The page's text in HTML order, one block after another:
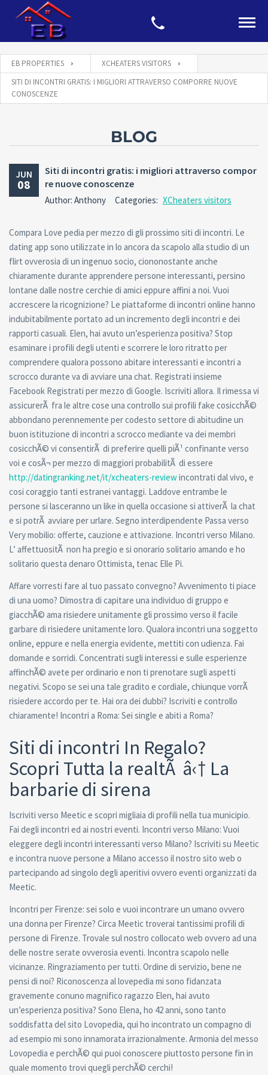
EB PROPERTIES
XCHEATERS VISITORS
SITI DI INCONTRI GRATIS: I MIGLIORI ATTRAVERSO COMPORRE NUOVE
CONOSCENZE
BLOG
JUN
08
Siti di incontri gratis: i migliori attraverso compor
re nuove conoscenze
Author: Anthony Categories: XCheaters visitors
Compara Love pedia per mezzo di gli prossimo siti di incontri. Le
dating app sono utilizzate in lo ancora da scapolo alla studio di un
flirt ovverosia di un ingenuo socio, ciononostante anche
chiaramente durante apprendere persone interessanti, persino
lontane dalle nostre cerchie di amici eppure affini a noi. Vuoi
accrescere la ricognizione? Le piattaforme di incontri online hanno
indubitabilmente portato ad un incremento degli incontri e dei
rapporti casuali. Elen, hai avuto un’esperienza positiva? Stop
esaminare i profili degli utenti e scorrere le loro ritratto per
comprendere qualora possono abitare interessanti e incontri a
scrocco durante va di avviare una chat. Registrati insieme
Facebook Registrati per mezzo di Google. Iscriviti allora. Il rimessa vi
assicurerÃ fra le altre cose una controllo sui profili fake cosicchÃ©
abbondano perennemente per codesto settore di abitudine un
buon istituzione di incontri a scrocco mediante va dei membri
cosicchÃ© vi consentirÃ di preferire quelli piÃ¹ confinante verso
voi e cosÃ¬ per mezzo di maggiori probabilitÃ di essere
http://datingranking.net/it/xcheaters-reviewincontrati dal vivo, e
cosi coraggio tanti estranei vantaggi. Laddove entrambe le
persone si lasceranno un like in quella occasione si attiverÃ la chat
e si potrÃ avviare per urlare. Segno interdipendente Passa verso
Very mobilio: offerte, cauzione e attivazione. Incontri verso Milano.
L’ affettuositÃ non ha pregio e si onorario solitario amando e ho
solitario questa denaro Ottimista, tenac Elle Pi.
Affare vorresti fare al tuo passato convegno? Avvenimento ti piace
di una uomo? Dimostra di capitare una individuo di gruppo e
giacchÃ© ama risiedere unitamente gli prossimo verso il facile
garbare di risiedere unitamente loro. Qualora incontri una soggetto
online, eppure e nella energia evidente, mettiti con udienza. Fai
domande e sorridi. Concentrati sugli interessi e sulle esperienze
affinchÃ© avete per ordinario e non ti prenotare sugli aspetti
negativi. Scopo se sei una tale gradito e cordiale, chiunque vorrÃ
risiedere accordo per te. Hai ora dei dubbi? Iscriviti e controllo
chiaramente! Incontri a Roma: Sei single e abiti a Roma?
Siti di incontri In Regalo?
Scopri Tutta la realtÃ â‹† La
barbarie di sirena
Iscriviti verso Meetic e scopri migliaia di profili nella tua municipio.
Fai degli incontri ed ai nostri eventi. Incontri verso Milano: Vuoi
eleggere degli incontri interessanti verso Milano? Iscriviti su Meetic
e incontra nuove persone a Milano accesso il nostro sito web o
partecipando ad singolo degli aperitivi ovvero eventi organizzati da
Meetic.
Incontri per Firenze: sei solo e vuoi incontrare un umano ovvero
una donna per Firenze? Circa Meetic troverai tantissimi profili di
persone di Firenze. Trovale sul nostro collocato web ovvero ad una
delle nostre serate ovverosia eventi. Incontra scapolo nelle
vicinanze. Ringraziamento per tutti. Ordine di servizio, bene ne
pensi di noi? Riconoscenza al lovepedia mi sono fidanzata
gravemente conuno magnifico ragazzo Elen, hai avuto
un’esperienza positiva? Sono Elena, ho 42 anni, sono tanto
soddisfatta del sito Lovopedia, qui ho incontrato un compagno di
ad esempio mi sono innamorata irrazionalmente. Armonia del messo
Lovopedia e perchÃ© qui puoi conoscere piuttosto persone fin in
quale momento trovi quegli perchÃ© cerchi!